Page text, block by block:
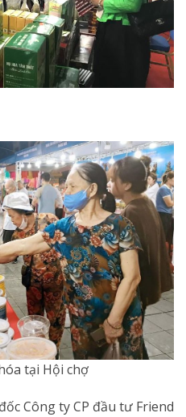
tại Hội chợ
Công ty CP đầu tư Friend